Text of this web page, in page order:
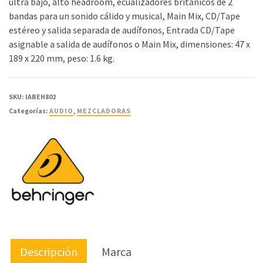
bandas para un sonido cálido y musical, Main Mix, CD/Tape
estéreo y salida separada de audífonos, Entrada CD/Tape
asignable a salida de audífonos o Main Mix, dimensiones: 47 x
189 x 220 mm, peso: 1.6 kg.
SKU: IABEH802
Categorías: AUDIO, MEZCLADORAS
Descripción Marca